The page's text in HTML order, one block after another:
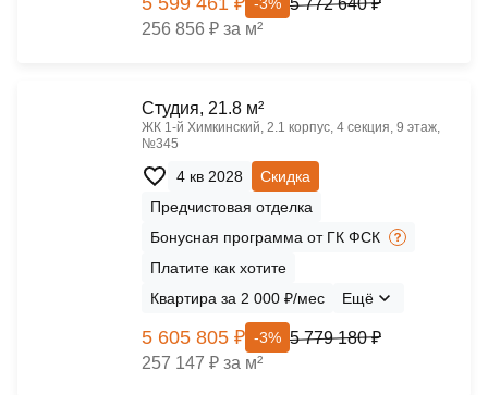
256 856 ₽ за м²
Cтудия, 21.8 м²
ЖК 1‑й Химкинский, 2.1 корпус, 4 секция, 9 этаж,
№345
4 кв 2028
Скидка
Предчистовая отделка
Бонусная программа от ГК ФСК
Платите как хотите
Квартира за 2 000 ₽/мес
Ещё
5 605 805 ₽ -3% 5 779 180 ₽
257 147 ₽ за м²